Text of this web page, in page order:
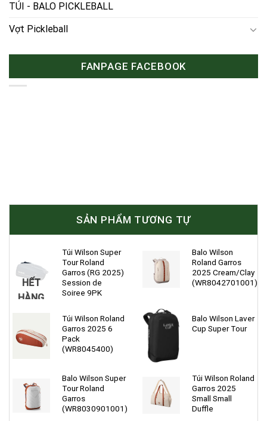
TÚI - BALO PICKLEBALL
Vợt Pickleball
FANPAGE FACEBOOK
SẢN PHẨM TƯƠNG TỰ
HẾT
HÀNG
Túi Wilson Super
Tour Roland
Garros (RG 2025)
Session de
Soiree 9PK
Balo Wilson
Roland Garros
2025 Cream/Clay
(WR8042701001)
Túi Wilson Roland
Garros 2025 6
Pack
(WR8045400)
Balo Wilson Laver
Cup Super Tour
Balo Wilson Super
Tour Roland
Garros
(WR8030901001)
Túi Wilson Roland
Garros 2025
Small Small
Duffle